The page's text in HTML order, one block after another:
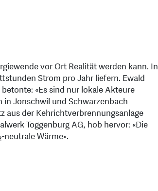
vor Ort Realität werden kann. In
Strom pro Jahr liefern. Ewald
«Es sind nur lokale Akteure
in Jonschwil und Schwarzenbach
aus der Kehrichtverbrennungsanlage
Toggenburg AG, hob hervor: «Die
Wärme».